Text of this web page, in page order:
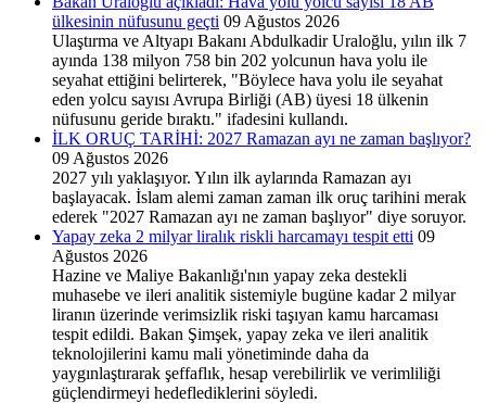
ülkesinin nüfusunu geçti 09 Ağustos 2026
Ulaştırma ve Altyapı Bakanı Abdulkadir Uraloğlu, yılın ilk 7
ayında 138 milyon 758 bin 202 yolcunun hava yolu ile
seyahat ettiğini belirterek, "Böylece hava yolu ile seyahat
eden yolcu sayısı Avrupa Birliği (AB) üyesi 18 ülkenin
nüfusunu geride bıraktı." ifadesini kullandı.
İLK ORUÇ TARİHİ: 2027 Ramazan ayı ne zaman başlıyor?
09 Ağustos 2026
2027 yılı yaklaşıyor. Yılın ilk aylarında Ramazan ayı
başlayacak. İslam alemi zaman zaman ilk oruç tarihini merak
ederek "2027 Ramazan ayı ne zaman başlıyor" diye soruyor.
Yapay zeka 2 milyar liralık riskli harcamayı tespit etti 09
Ağustos 2026
Hazine ve Maliye Bakanlığı'nın yapay zeka destekli
muhasebe ve ileri analitik sistemiyle bugüne kadar 2 milyar
liranın üzerinde verimsizlik riski taşıyan kamu harcaması
tespit edildi. Bakan Şimşek, yapay zeka ve ileri analitik
teknolojilerini kamu mali yönetiminde daha da
yaygınlaştırarak şeffaflık, hesap verebilirlik ve verimliliği
güçlendirmeyi hedeflediklerini söyledi.